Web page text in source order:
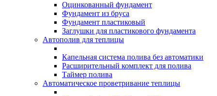
Оцинкованный фундамент
Фундамент из бруса
Фундамент пластиковый
Заглушки для пластикового фундамента
Автополив для теплицы
Капельная система полива без автоматики
Расширительный комплект для полива
Таймер полива
Автоматическое проветривание теплицы